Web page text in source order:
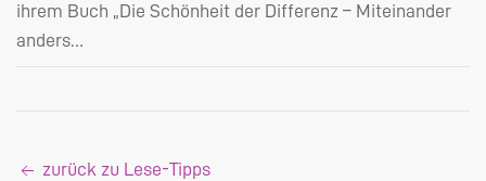
ihrem Buch „Die Schönheit der Differenz – Miteinander
anders…
zurück zu Lese-Tipps